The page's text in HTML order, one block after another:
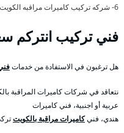
6- شركه تركيب كاميرات مراقبه الكويت
فني تركيب انتركم
هل ترغبون في الاستفادة من خدمات
نتعاقد في شركات كاميرات المراقبة
عربية أو اجنبية، فني كاميرات
هندي، فنيكاميرات مراقبة بالكويت